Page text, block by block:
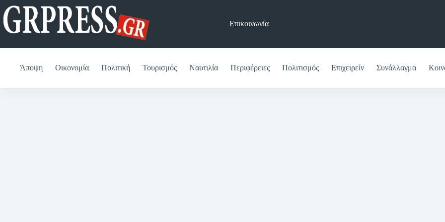
Μετάβαση
στο
περιεχόμενο
Επικοινωνία
Άποψη Οικονομία Πολιτική Τουρισμός Ναυτιλία Περιφέρειες Πολιτισμός Επιχειρείν Συνάλλαγμα